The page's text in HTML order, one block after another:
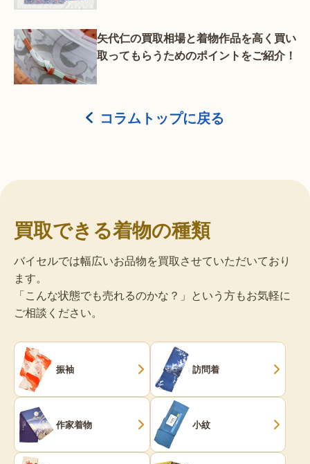
矢代仁の買取相場と着物作品を高く買い
取ってもらうためのポイントをご紹介！
コラムトップに戻る
買取できる着物の種類
バイセルでは幅広いお品物を買取させていただいており
ます。
「こんな状態でも売れるのかな？」という方もお気軽に
ご相談ください。
振袖 訪問着
作家着物 小紋